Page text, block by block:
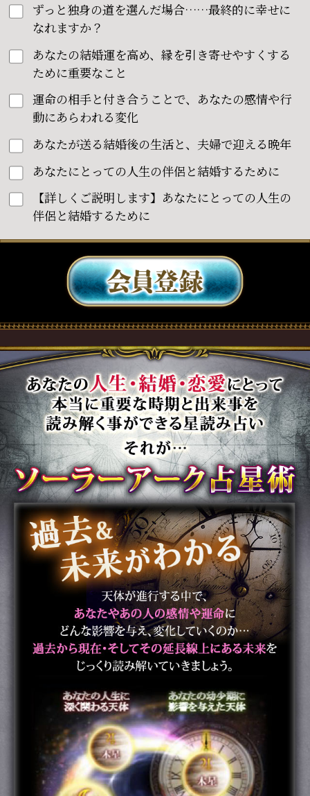
ずっと独身の道を選んだ場合……最終的に幸せに
なれますか？
あなたの結婚運を高め、縁を引き寄せやすくする
ために重要なこと
運命の相手と付き合うことで、あなたの感情や行
動にあらわれる変化
あなたが送る結婚後の生活と、夫婦で迎える晩年
あなたにとっての人生の伴侶と結婚するために
【詳しくご説明します】あなたにとっての人生の
伴侶と結婚するために